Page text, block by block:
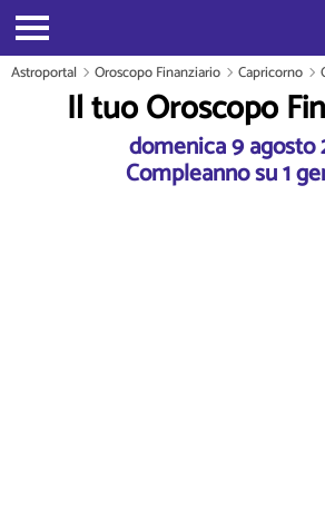
Astroportal Oroscopo Finanziario Capricorno
Il tuo Oroscopo
domenica 9 agosto
Compleanno su 1